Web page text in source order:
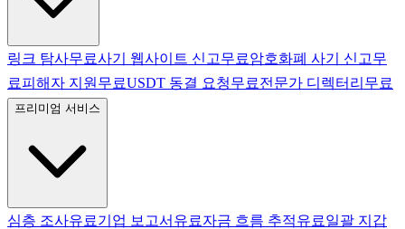
링크 탐사무료사기 웹사이트 신고무료암호화폐 사기 신고무
료피해자 지원 무료USDT 동결 요청무료전문가 디렉터리 무료
프리미엄 서비스
심층 조사유료기업 보고서 유료자금 흐름 추적유료일괄 지갑